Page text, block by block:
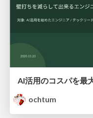
AI活用のコスパを最
ochtum